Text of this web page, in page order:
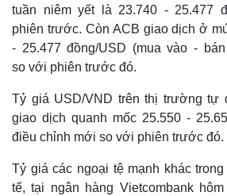
tuần niêm yết là 23.740 - 25.477
phiên trước. Còn ACB giao dịch ở
- 25.477 đồng/USD (mua vào -
so với phiên trước đó.
Tỷ giá USD/VND trên thị trường tự
giao dịch quanh mốc 25.550 -
điều chỉnh mới so với phiên trước đó.
Tỷ giá các ngoại tệ mạnh khác
tế, tại ngân hàng Vietcombank